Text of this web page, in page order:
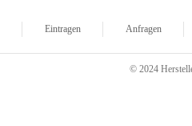
Eintragen Anfragen
© 2024